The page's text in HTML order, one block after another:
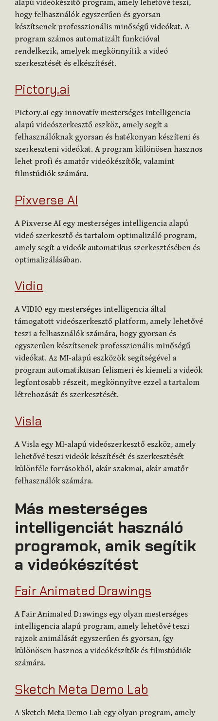
alapú videókészítő program, amely lehetővé teszi,
hogy felhasználók egyszerűen és gyorsan
készítsenek professzionális minőségű videókat. A
program számos automatizált funkcióval
rendelkezik, amelyek megkönnyítik a videó
szerkesztését és elkészítését.
Pictory.ai
Pictory.ai egy innovatív mesterséges intelligencia
alapú videószerkesztő eszköz, amely segít a
felhasználóknak gyorsan és hatékonyan készíteni és
szerkeszteni videókat. A program különösen hasznos
lehet profi és amatőr videókészítők, valamint
filmstúdiók számára.
Pixverse AI
A Pixverse AI egy mesterséges intelligencia alapú
videó szerkesztő és tartalom optimalizáló program,
amely segít a videók automatikus szerkesztésében és
optimalizálásában.
Vidio
A VIDIO egy mesterséges intelligencia által
támogatott videószerkesztő platform, amely lehetővé
teszi a felhasználók számára, hogy gyorsan és
egyszerűen készítsenek professzionális minőségű
videókat. Az MI-alapú eszközök segítségével a
program automatikusan felismeri és kiemeli a videók
legfontosabb részeit, megkönnyítve ezzel a tartalom
létrehozását és szerkesztését.
Visla
A Visla egy MI-alapú videószerkesztő eszköz, amely
lehetővé teszi videók készítését és szerkesztését
különféle forrásokból, akár szakmai, akár amatőr
felhasználók számára.
Más mesterséges
intelligenciát használó
programok, amik segítik
a videókészítést
Fair Animated Drawings
A Fair Animated Drawings egy olyan mesterséges
intelligencia alapú program, amely lehetővé teszi
rajzok animálását egyszerűen és gyorsan, így
különösen hasznos a videókészítők és filmstúdiók
számára.
Sketch Meta Demo Lab
A Sketch Meta Demo Lab egy olyan program, amely